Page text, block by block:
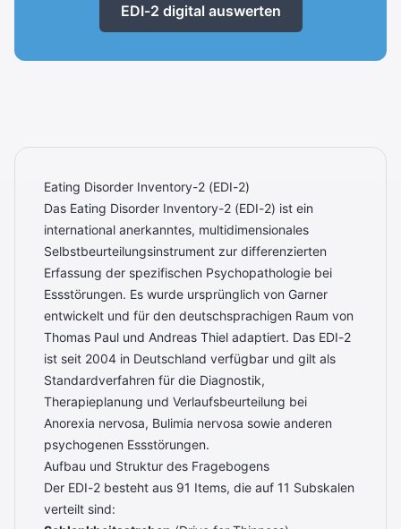
EDI-2 digital auswerten
Eating Disorder Inventory-2 (EDI-2)
Das Eating Disorder Inventory-2 (EDI-2) ist ein
international anerkanntes, multidimensionales
Selbstbeurteilungsinstrument zur differenzierten
Erfassung der spezifischen Psychopathologie bei
Essstörungen. Es wurde ursprünglich von Garner
entwickelt und für den deutschsprachigen Raum von
Thomas Paul und Andreas Thiel adaptiert. Das EDI-2
ist seit 2004 in Deutschland verfügbar und gilt als
Standardverfahren für die Diagnostik,
Therapieplanung und Verlaufsbeurteilung bei
Anorexia nervosa, Bulimia nervosa sowie anderen
psychogenen Essstörungen.
Aufbau und Struktur des Fragebogens
Der EDI-2 besteht aus 91 Items, die auf 11 Subskalen
verteilt sind: